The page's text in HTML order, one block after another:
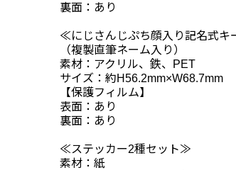
裏面：あり
≪にじさんじぷち顔入り記名式キ
（複製直筆ネーム入り）
素材：アクリル、鉄、PET
サイズ：約H56.2mm×W68.7mm
【保護フィルム】
表面：あり
裏面：あり
≪ステッカー2種セット≫
素材：紙